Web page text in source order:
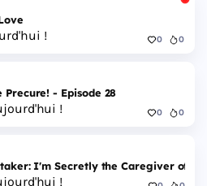
! 0 0
- Episode 28
! 0 0
I'm Secretly the Caregiver of
!